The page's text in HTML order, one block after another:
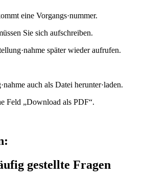
eine Vorgangs·nummer.
Sie sich aufschreiben.
später wieder aufrufen.
auch als Datei herunter·laden.
Feld „Download als PDF“.
gestellte Fragen